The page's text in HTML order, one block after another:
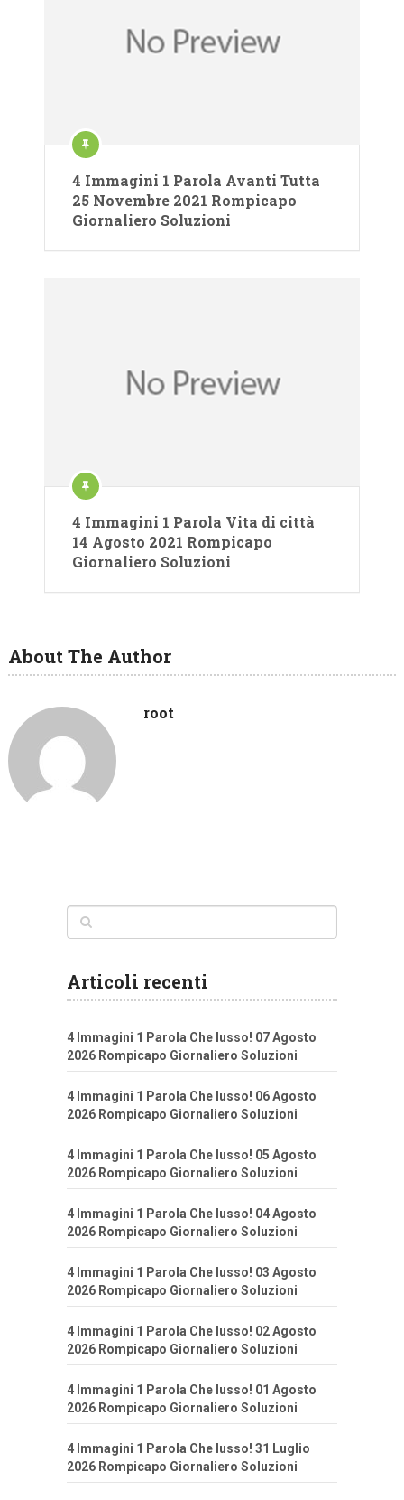
4 Immagini 1 Parola Avanti Tutta
25 Novembre 2021 Rompicapo
Giornaliero Soluzioni
4 Immagini 1 Parola Vita di città
14 Agosto 2021 Rompicapo
Giornaliero Soluzioni
About The Author
root
Articoli recenti
4 Immagini 1 Parola Che lusso! 07 Agosto
2026 Rompicapo Giornaliero Soluzioni
4 Immagini 1 Parola Che lusso! 06 Agosto
2026 Rompicapo Giornaliero Soluzioni
4 Immagini 1 Parola Che lusso! 05 Agosto
2026 Rompicapo Giornaliero Soluzioni
4 Immagini 1 Parola Che lusso! 04 Agosto
2026 Rompicapo Giornaliero Soluzioni
4 Immagini 1 Parola Che lusso! 03 Agosto
2026 Rompicapo Giornaliero Soluzioni
4 Immagini 1 Parola Che lusso! 02 Agosto
2026 Rompicapo Giornaliero Soluzioni
4 Immagini 1 Parola Che lusso! 01 Agosto
2026 Rompicapo Giornaliero Soluzioni
4 Immagini 1 Parola Che lusso! 31 Luglio
2026 Rompicapo Giornaliero Soluzioni